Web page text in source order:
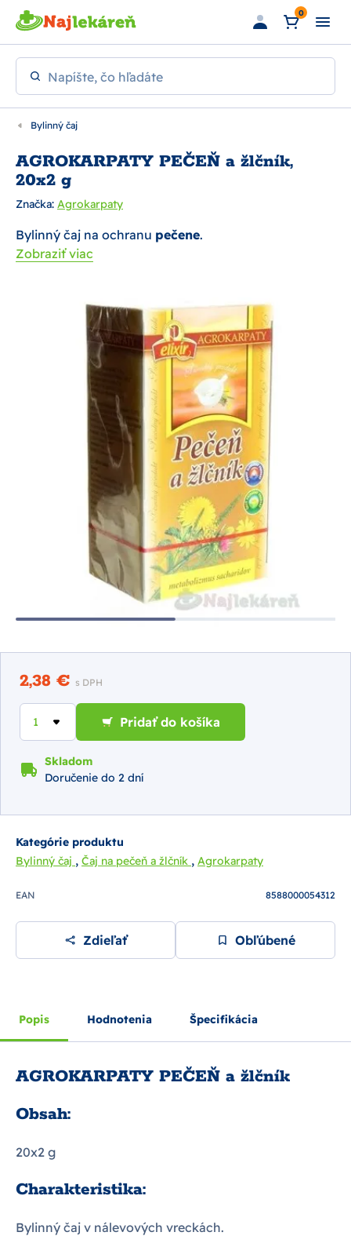
Preskočiť na hlavný obsah 0
Napíšte, čo hľadáte
Bylinný čaj
AGROKARPATY PEČEŇ a žlčník,
20x2 g
Značka: Agrokarpaty
Bylinný čaj na ochranu pečene.
Zobraziť viac
2,38 € s DPH
Pridať do košíka
Skladom
Doručenie do 2 dní
Kategórie produktu
Bylinný čaj , Čaj na pečeň a žlčník , Agrokarpaty
EAN 8588000054312
Zdieľať Obľúbené
Popis Hodnotenia Špecifikácia
AGROKARPATY PEČEŇ a žlčník
Obsah:
20x2 g
Charakteristika:
Bylinný čaj v nálevových vreckách.